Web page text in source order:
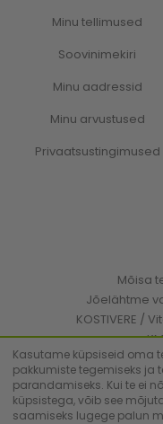
Minu tellimused
Soovinimekiri
Minu aadressid
Minu arvustused
Privaatsustingimused
Mõisa
Jõelähtme
KOSTIVERE /
Kasutame küpsiseid oma
pakkumiste tegemiseks ja
parandamiseks. Kui te ei
küpsistega, võib see
saamiseks lugege palun